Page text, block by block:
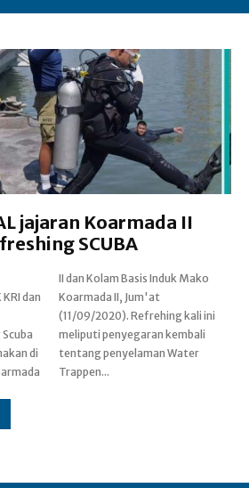
jajaran Koarmada II
SCUBA
dan
di
Trappen...